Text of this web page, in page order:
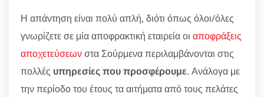
Η απάντηση είναι πολύ απλή, διότι όπως όλοι/όλες
γνωρίζετε σε μία αποφρακτική εταιρεία οι αποφράξεις
αποχετεύσεωνστα Σούρμενα περιλαμβάνονται στις
πολλές υπηρεσίες που προσφέρουμε. Ανάλογα με
την περίοδο του έτους τα αιτήματα από τους πελάτες